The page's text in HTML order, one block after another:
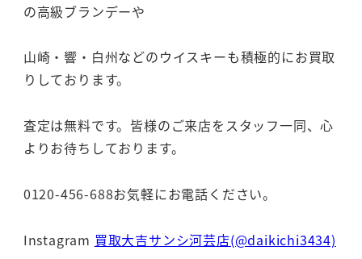
の高級ブランデーや
山崎・響・白州などのウイスキーも積極的にお買取
りしております。
査定は無料です。皆様のご来店をスタッフ一同、心
よりお待ちしております。
0120-456-688お気軽にお電話ください。
Instagram 買取大吉サンシ河芸店(@daikichi3434)